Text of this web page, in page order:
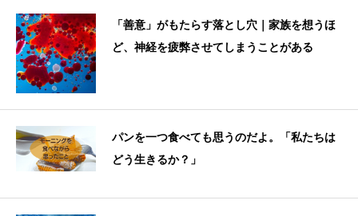
「善意」がもたらす落とし穴｜家族を想うほ
ど、神経を疲弊させてしまうことがある
パンを一つ食べても思うのだよ。「私たちは
どう生きるか？」